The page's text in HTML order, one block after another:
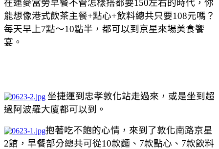
在連麥當勞早餐不管怎樣搭都要150左右的時代，你
能想像港式飲茶主餐+點心+飲料總共只要108元嗎？
每天早上7點～10點半，都可以到京星來場美食饗
宴。
坐捷運到忠孝敦化站走過來，或是坐到超
過阿波羅大廈都可以到。
抱著吃不飽的心情，來到了敦化南路京星
2館，早餐部分總共可從10款麵、7款點心、7款飲料